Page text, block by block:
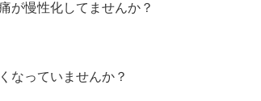
が慢性化してませんか？
なっていませんか？